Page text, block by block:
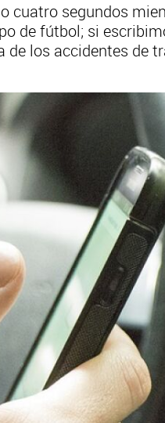
cuatro segundos
de fútbol; si
los accidentes de